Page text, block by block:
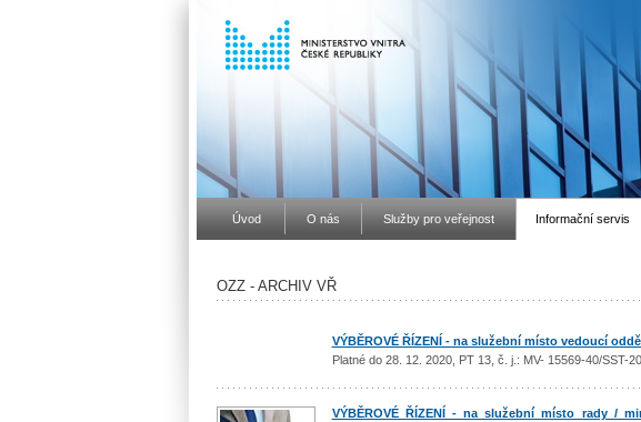
Úvod O nás Služby pro veřejnost Informační servis
OZZ - ARCHIV VŘ
VÝBĚROVÉ ŘÍZENÍ - na služební místo vedoucí
Platné do 28. 12. 2020, PT 13, č. j.: MV- 15569-40/SST-
VÝBĚROVÉ ŘÍZENÍ - na služební místo rady /